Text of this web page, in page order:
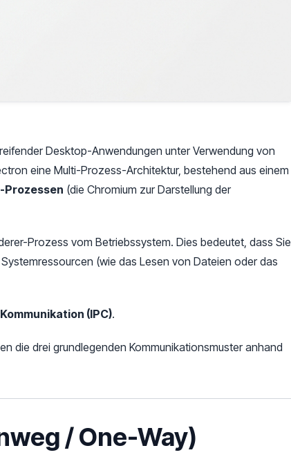
Desktop-Anwendungen unter Verwendung von
eine Multi-Prozess-Architektur, bestehend aus einem
Prozessen (die Chromium zur Darstellung der
Prozess vom Betriebssystem. Dies bedeutet, dass Sie
(wie das Lesen von Dateien oder das
(IPC).
die drei grundlegenden Kommunikationsmuster anhand
/ One-Way)